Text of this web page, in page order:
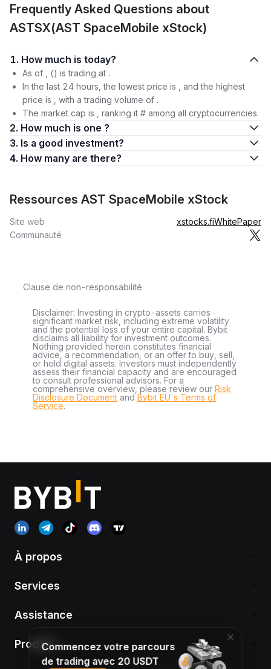
Frequently Asked Questions about
ASTSX(AST SpaceMobile xStock)
1. How much is today?
As of , () is trading at .
In the last 24 hours, the lowest price is , and the highest
price is , with a trading volume of .
The market cap is , ranking it # among all cryptocurrencies.
2. How much is one ?
3. Is a good investment?
4. How many are there?
Ressources AST SpaceMobile xStock
Site web xstocks.fiWhitePaper
Communauté
Clause de non-responsabilité
Disclaimer: Investing in crypto-assets carries
significant market risk, including extreme volatility
and the potential loss of your entire capital. Bybit
disclaims all liability for investment outcomes.
Nothing provided herein constitutes financial
advice, a recommendation, or an offer to buy, sell,
or hold digital assets. Investors must independently
assess their financial capacity and are encouraged
to consult professional advisors. For a
comprehensive overview, please review our Risk
Disclosure Document andBybit EU´s Terms of
Service.
À propos
Services
Assistance
ProduitsCommencez votre parcours
de trading avec 20 USDT